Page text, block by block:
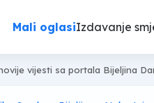
Mali oglasiIzdavanje
vijesti sa portala Bijeljina